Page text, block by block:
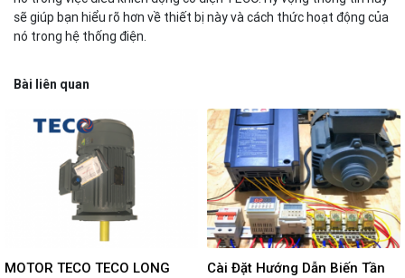
sẽ giúp bạn hiểu rõ hơn về thiết bị này và cách thức hoạt động của
nó trong hệ thống điện.
Bài liên quan
MOTOR TECO TECO LONG Cài Đặt Hướng Dẫn Biến Tần